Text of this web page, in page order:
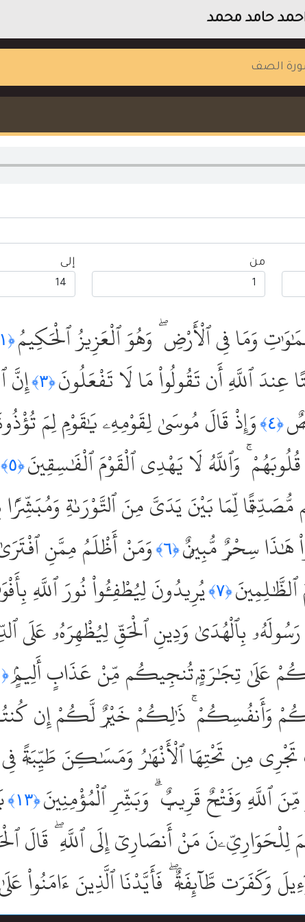
حامد محمد
الصف
من إلى
وَمَا فِى ٱلْأَرْضِ ۖ وَهُوَ ٱلْعَزِيزُ ٱلْحَكِيمُ ﴿١﴾
عِندَ ٱللَّهِ أَن تَقُولُواْ مَا لَا تَفْعَلُونَ ﴿٣﴾
إِنَّ
﴿٤﴾
وَإِذْ قَالَ مُوسَىٰ لِقَوْمِهِۦ يَٰقَوْمِ لِمَ
قُلُوبَهُمْ ۚ وَٱللَّهُ لَا يَهْدِى ٱلْقَوْمَ ٱلْفَٰسِقِينَ ﴿٥﴾
مُّصَدِّقًۭا لِّمَا بَيْنَ يَدَىَّ مِنَ ٱلتَّوْرَىٰةِ
هَٰذَا سِحْرٌۭ مُّبِينٌۭ ﴿٦﴾
وَمَنْ أَظْلَمُ مِمَّنِ
ٱلظَّٰلِمِينَ﴿٧﴾ يُرِيدُونَ لِيُطْفِـُٔواْ نُورَ ٱللَّهِ
بِٱلْهُدَىٰ وَدِينِ ٱلْحَقِّ لِيُظْهِرَهُۥ عَلَى
عَلَىٰ تِجَٰرَةٍۢ تُنجِيكُم مِّنْ عَذَابٍ أَلِيمٍۢ﴿١٠﴾
وَأَنفُسِكُمْ ۚ ذَٰلِكُمْ خَيْرٌۭ لَّكُمْ إِن
مِن تَحْتِهَا ٱلْأَنْهَٰرُ وَمَسَٰكِنَ طَيِّبَةًۭ
ٱللَّهِ وَفَتْحٌۭ قَرِيبٌۭ ۗ وَبَشِّرِ ٱلْمُؤْمِنِينَ ﴿١٣﴾
مَنْ أَنصَارِىٓ إِلَى ٱللَّهِ ۖ قَالَ
وَكَفَرَت طَّآئِفَةٌۭ ۖ فَأَيَّدْنَا ٱلَّذِينَ